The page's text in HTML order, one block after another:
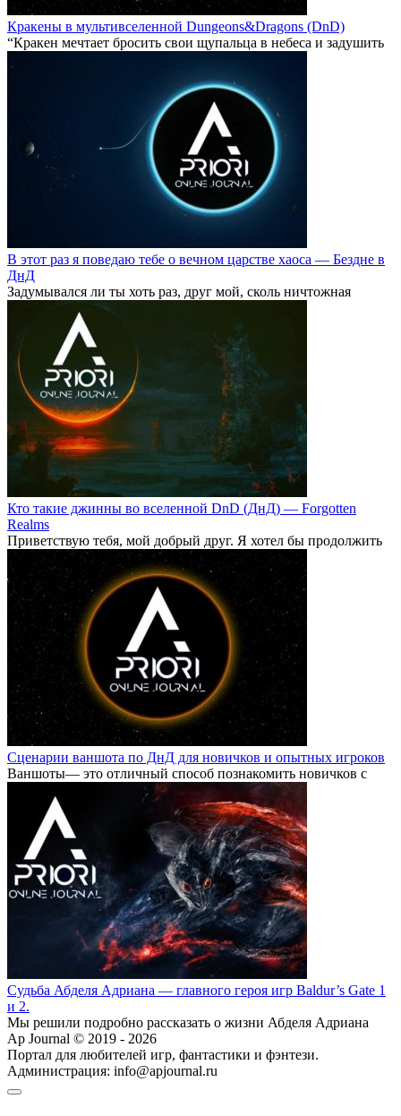
Кракены в мультивселенной Dungeons&Dragons (DnD)
“Кракен мечтает бросить свои щупальца в небеса и задушить
В этот раз я поведаю тебе о вечном царстве хаоса — Бездне в
ДнД
Задумывался ли ты хоть раз, друг мой, сколь ничтожная
Кто такие джинны во вселенной DnD (ДнД) — Forgotten
Realms
Приветствую тебя, мой добрый друг. Я хотел бы продолжить
Сценарии ваншота по ДнД для новичков и опытных игроков
Ваншоты— это отличный способ познакомить новичков с
Судьба Абделя Адриана — главного героя игр Baldur’s Gate 1
и 2.
Мы решили подробно рассказать о жизни Абделя Адриана
Ap Journal © 2019 - 2026
Портал для любителей игр, фантастики и фэнтези.
Администрация: info@apjournal.ru